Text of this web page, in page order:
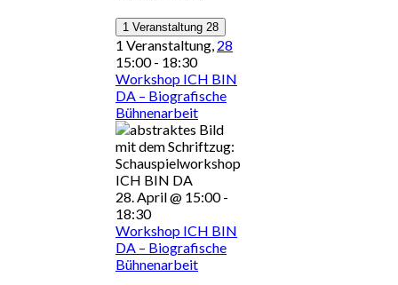
1 Veranstaltung 28
1 Veranstaltung, 28
15:00- 18:30
Workshop ICH BIN
DA – Biografische
Bühnenarbeit
28. April @ 15:00-
18:30
Workshop ICH BIN
DA – Biografische
Bühnenarbeit